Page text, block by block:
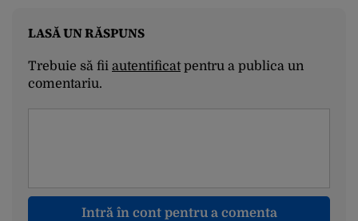
LASĂ UN RĂSPUNS
Trebuie să fii autentificatpentru a publica un
comentariu.
Intră în cont pentru a comenta